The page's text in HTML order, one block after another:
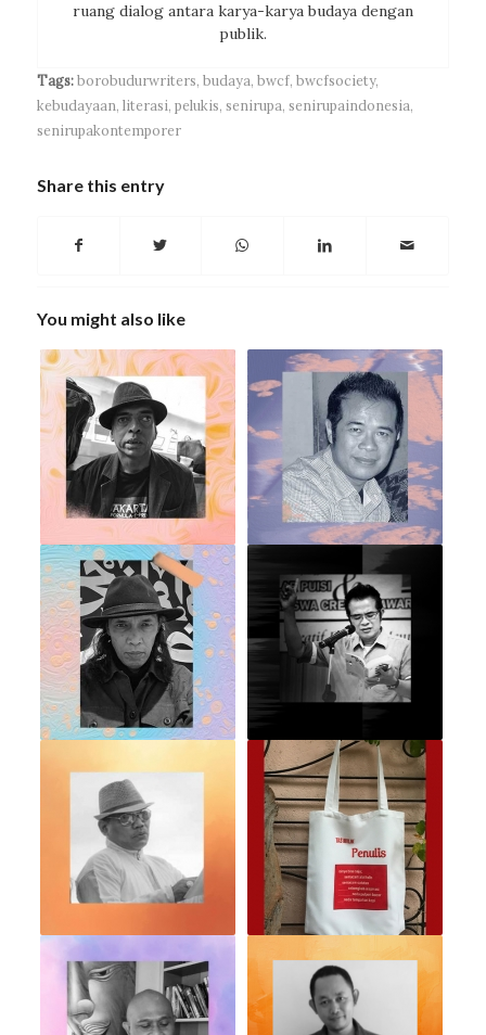
ruang dialog antara karya-karya budaya dengan
publik.
Tags: borobudurwriters, budaya, bwcf, bwcfsociety,
kebudayaan, literasi, pelukis, senirupa, senirupaindonesia,
senirupakontemporer
Share this entry
You might also like